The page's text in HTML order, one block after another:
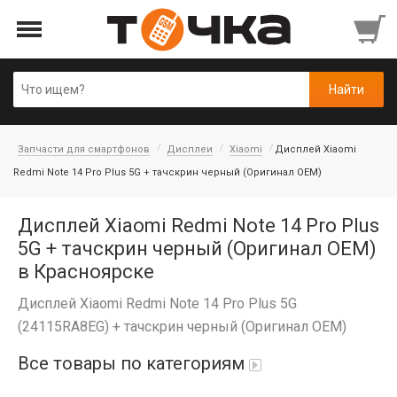
Запчасти для смартфонов Дисплеи Xiaomi
Дисплей Xiaomi
Redmi Note 14 Pro Plus 5G + тачскрин черный (Оригинал OEM)
Дисплей Xiaomi Redmi Note 14 Pro Plus
5G + тачскрин черный (Оригинал OEM)
в Красноярске
Дисплей Xiaomi Redmi Note 14 Pro Plus 5G
(24115RA8EG) + тачскрин черный (Оригинал OEM)
Все товары по категориям